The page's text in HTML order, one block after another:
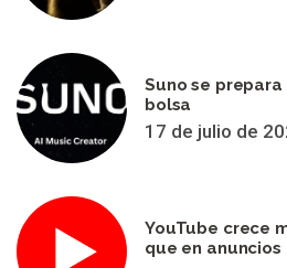
Suno se
bolsa
17 de julio de
YouTube crece
que en anuncios